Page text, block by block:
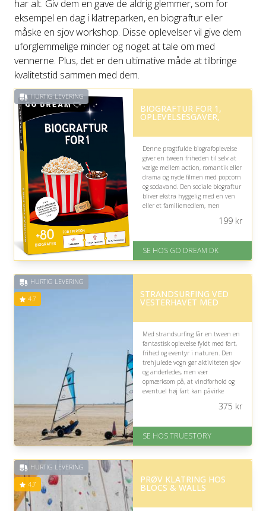
har alt. Giv dem en gave de aldrig glemmer, som for
eksempel en dag i klatreparken, en biograftur eller
måske en sjov workshop. Disse oplevelser vil give dem
uforglemmelige minder og noget at tale om med
vennerne. Plus, det er den ultimative måde at tilbringe
kvalitetstid sammen med dem.
HURTIG LEVERING
BIOGRAFTUR FOR 1,
OPLEVELSESGAVER,
Denne pragtfulde biografoplevelse
giver en tween friheden til selv at
vælge mellem action, romantik eller
drama og nyde filmen med popcorn
og sodavand. Den sociale biograftur
bliver ekstra hyggelig med en ven
eller et familiemedlem, men
inden for 1 time
199kr
SE HOS GO DREAM DK
HURTIG LEVERING
4.7 STRANDSURFING VED
VESTERHAVET MED
Med strandsurfing får en tween en
fantastisk oplevelse fyldt med fart,
frihed og eventyr i naturen. Den
trehjulede vogn gør aktiviteten sjov
og anderledes, men vær
opmærksom på, at vindforhold og
eventuel høj fart kan påvirke
Eller lav digitalt gavekort med det
Fremragende Trustpilot rating
375 kr
SE HOS TRUESTORY
HURTIG LEVERING
4.7 PRØV KLATRING HOS
BLOCS & WALLS